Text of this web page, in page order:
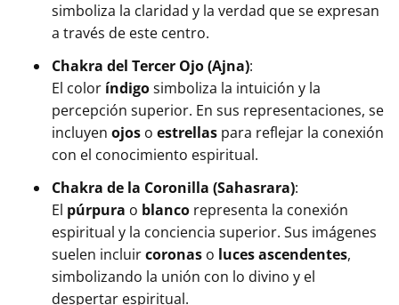
simboliza la claridad y la verdad que se expresan
a través de este centro.
Chakra del Tercer Ojo (Ajna):
El color índigosimboliza la intuición y la
percepción superior. En sus representaciones, se
incluyen ojos o estrellas para reflejar la conexión
con el conocimiento espiritual.
Chakra de la Coronilla (Sahasrara):
El púrpura o blanco representa la conexión
espiritual y la conciencia superior. Sus imágenes
suelen incluircoronas o luces ascendentes,
simbolizando la unión con lo divino y el
despertar espiritual.